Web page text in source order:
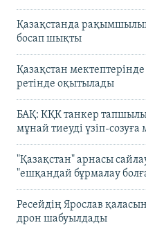
Қазақстанда
босап шықты
Қазақстан
ретінде оқытылады
БАҚ: КҚК танкер
мұнай тиеуді үзіп-созуға
"Қазақстан" арнасы
"ешқандай бұрмалау
Ресейдің Ярослав
дрон шабуылдады